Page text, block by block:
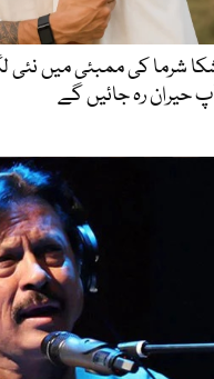
شرما کی ممبئی میں نئی
حیران رہ جائیں گے